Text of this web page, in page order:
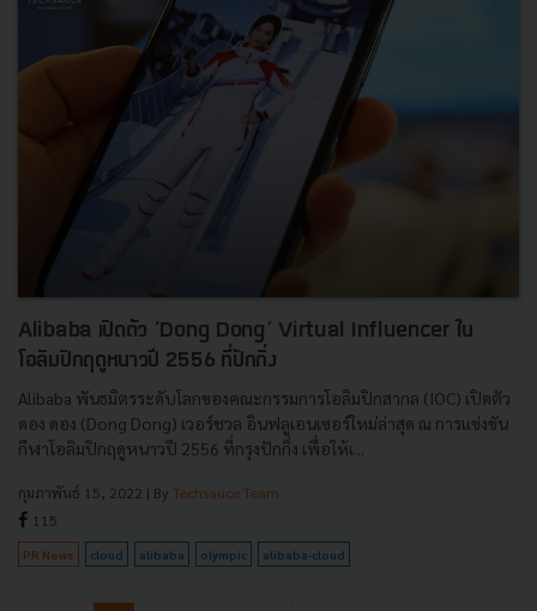
Alibaba เปิดตัว ‘Dong Dong’ Virtual Influencer ใน
โอลิมปิกฤดูหนาวปี 2556 ที่ปักกิ่ง
Alibaba พันธมิตรระดับโลกของคณะกรรมการโอลิมปิกสากล (IOC) เปิดตัว
ดอง ดอง (Dong Dong) เวอร์ชวล อินฟลูเอนเซอร์ใหม่ล่าสุด ณ การแข่งขัน
กีฬาโอลิมปิกฤดูหนาวปี 2556 ที่กรุงปักกิ่ง เพื่อให้เ...
กุมภาพันธ์ 15, 2022 | By Techsauce Team
115
PR News cloud alibaba olympic alibaba-cloud